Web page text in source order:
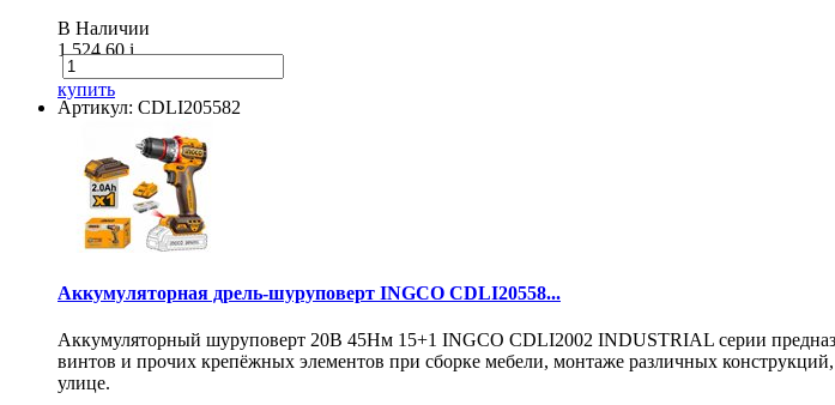
В Наличии
1 524.60i
купить
Артикул: CDLI205582
Аккумуляторная дрель-шуруповерт INGCO CDLI20558...
Аккумуляторный шуруповерт 20В 45Нм 15+1 INGCO CDLI2002 INDUSTRIAL серии
винтов и прочих крепёжных элементов при сборке мебели, монтаже различных
улице.